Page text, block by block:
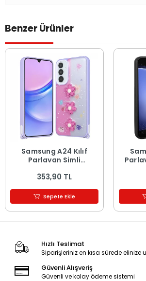
Benzer Ürünler
Samsung A24 Kılıf
Parlayan Simli
Cevze Kapak
353,90 TL
Sepete Ekle
Hızlı Teslimat
Siparişleriniz en kısa sürede elinize
Güvenli Alışveriş
Güvenli ve kolay ödeme sistemi